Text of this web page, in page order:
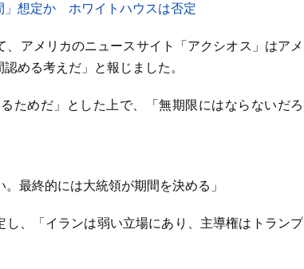
」想定か ホワイトハウスは否定
アメリカのニュースサイト「アクシオス」はアメ
める考えだ」と報じました。
ためだ」とした上で、「無期限にはならないだろ
最終的には大統領が期間を決める」
、「イランは弱い立場にあり、主導権はトランプ